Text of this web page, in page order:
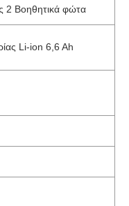
2 Βοηθητικά φώτα
Li-ion 6,6 Ah